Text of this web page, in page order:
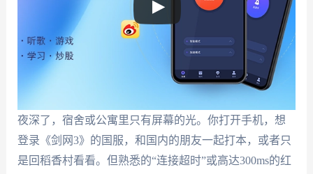
夜深了，宿舍或公寓里只有屏幕的光。你打开手机，想
登录《剑网3》的国服，和国内的朋友一起打本，或者只
是回稻香村看看。但熟悉的“连接超时”或高达300ms的红